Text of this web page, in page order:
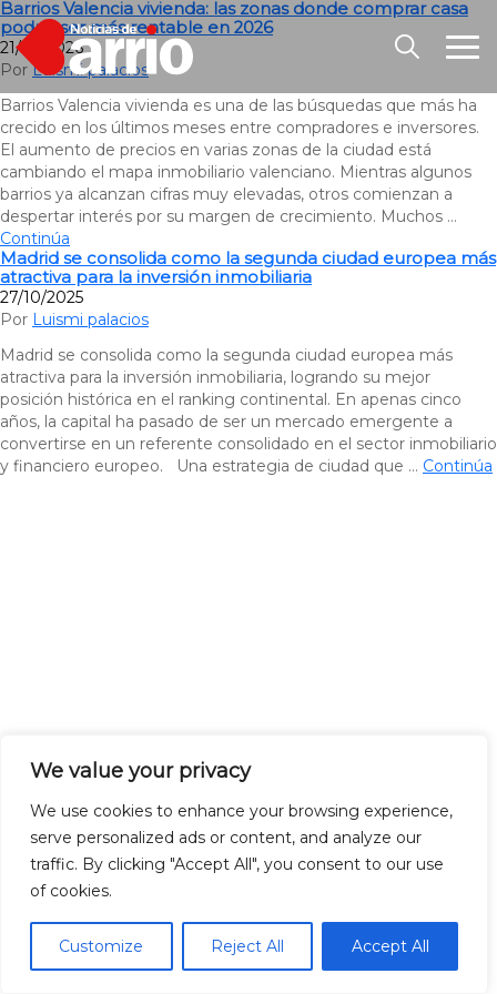
We value your privacy
We use cookies to enhance your browsing experience,
serve personalized ads or content, and analyze our
traffic. By clicking "Accept All", you consent to our use
of cookies.
Customize Reject All Accept All
Barrios Valencia vivienda: las zonas donde comprar casa
podría ser más rentable en 2026
21/05/2026
PorLuismi palacios
Barrios Valencia vivienda es una de las búsquedas que más ha
crecido en los últimos meses entre compradores e inversores.
El aumento de precios en varias zonas de la ciudad está
cambiando el mapa inmobiliario valenciano. Mientras algunos
barrios ya alcanzan cifras muy elevadas, otros comienzan a
despertar interés por su margen de crecimiento. Muchos …
Continúa
Madrid se consolida como la segunda ciudad europea más
atractiva para la inversión inmobiliaria
27/10/2025
Por Luismi palacios
Madrid se consolida como la segunda ciudad europea más
atractiva para la inversión inmobiliaria, logrando su mejor
posición histórica en el ranking continental. En apenas cinco
años, la capital ha pasado de ser un mercado emergente a
convertirse en un referente consolidado en el sector inmobiliario
y financiero europeo. Una estrategia de ciudad que … Continúa